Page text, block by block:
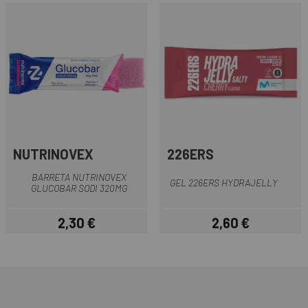
NUTRINOVEX
BARRETA NUTRINOVEX
GLUCOBAR SODI 320MG
Preu
2,30 €
226ERS
GEL 226ERS HYDRAJELLY
Preu
2,60 €